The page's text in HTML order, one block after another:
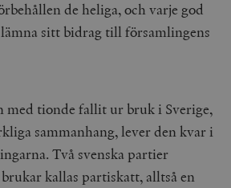
de heliga, och varje god
sitt bidrag till församlingens
med tionde fallit ur bruk i Sverige,
sammanhang, lever den kvar i
Två svenska partier
kallas partiskatt, alltså en